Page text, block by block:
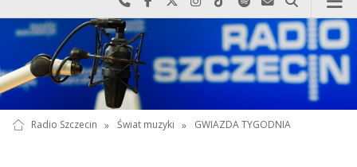
Radio Szczecin » Świat muzyki » GWIAZDA TYGODNIA